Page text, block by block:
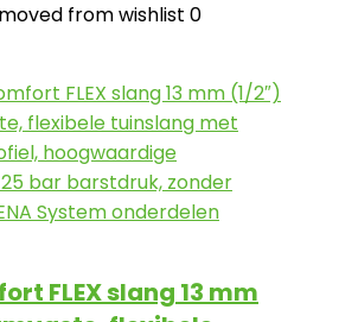
from wishlist 0
FLEX slang 13 mm